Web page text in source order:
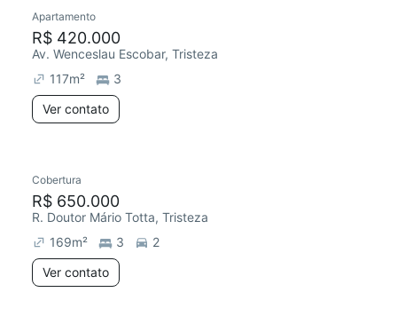
Apartamento
R$ 420.000
Av. Wenceslau Escobar, Tristeza
117m²
3
Ver contato
Cobertura
R$ 650.000
R. Doutor Mário Totta, Tristeza
169m² 3
2
Ver contato